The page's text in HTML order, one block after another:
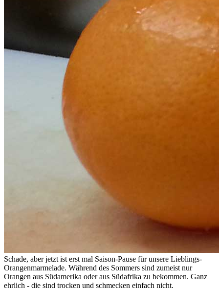
Schade, aber jetzt ist erst mal Saison-Pause für unsere Lieblings-
Orangenmarmelade. Während des Sommers sind zumeist nur
Orangen aus Südamerika oder aus Südafrika zu bekommen. Ganz
ehrlich - die sind trocken und schmecken einfach nicht.